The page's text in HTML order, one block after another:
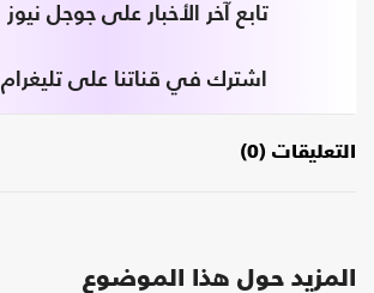
تابع آخر الأخبار على جوجل نيوز
اشترك في قناتنا على تليغرام
التعليقات (0)
المزيد حول هذا الموضوع